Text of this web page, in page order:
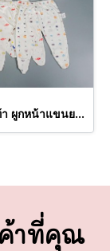
ชุด NB หุ้มเท้า ผูกหน้าแขนยาว M (ขายส่งเริ่มต้น 100 ชุด )
าที่คุณ